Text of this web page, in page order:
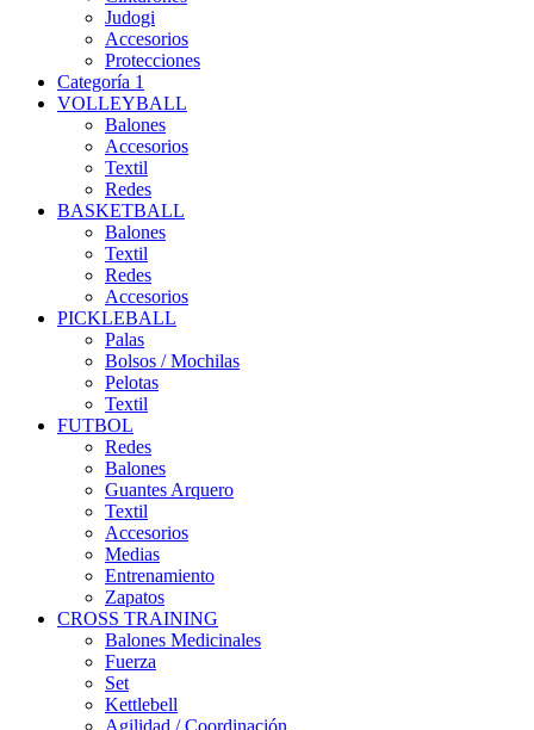
Judogi
Accesorios
Protecciones
Categoría 1
VOLLEYBALL
Balones
Accesorios
Textil
Redes
BASKETBALL
Balones
Textil
Redes
Accesorios
PICKLEBALL
Palas
Bolsos / Mochilas
Pelotas
Textil
FUTBOL
Redes
Balones
Guantes Arquero
Textil
Accesorios
Medias
Entrenamiento
Zapatos
CROSS TRAINING
Balones Medicinales
Fuerza
Set
Kettlebell